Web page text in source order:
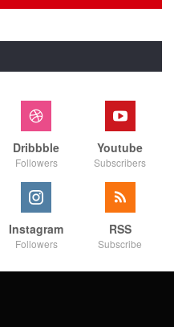
Dribbble
Followers
Youtube
Subscribers
Instagram
Followers
RSS
Subscribe